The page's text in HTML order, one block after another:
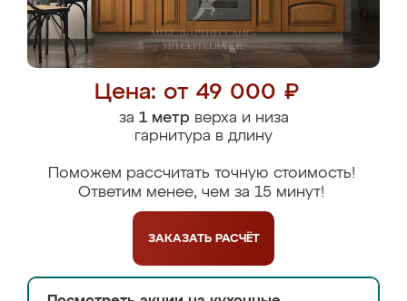
Цена: от 49 000 ₽
за 1 метрверха и низа
гарнитура в длину
Поможем рассчитать точную стоимость!
Ответим менее, чем за 15 минут!
ЗАКАЗАТЬ РАСЧЁТ